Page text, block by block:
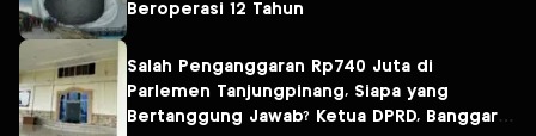
Beroperasi 12 Tahun
Salah Penganggaran Rp740 Juta di
Parlemen Tanjungpinang, Siapa yang
Bertanggung Jawab? Ketua DPRD, Banggar